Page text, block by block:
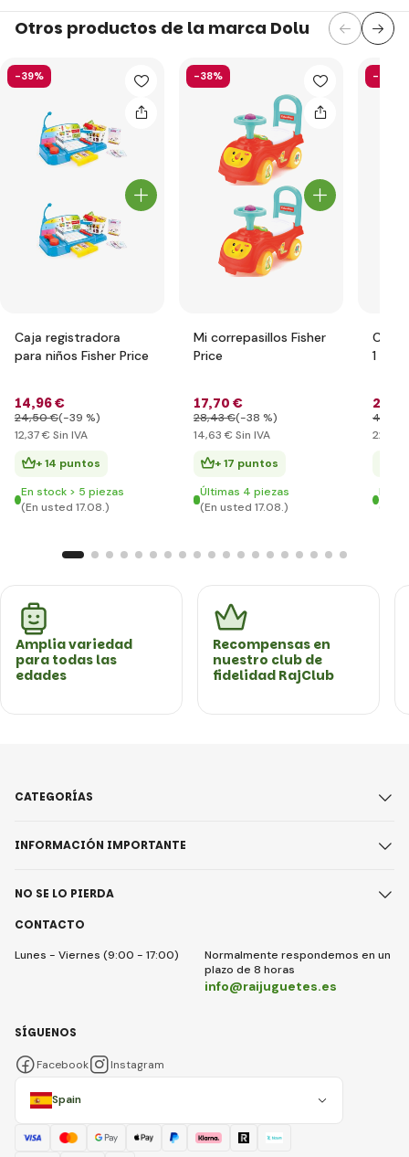
Otros productos de la marca Dolu
-39%
Caja registradora
para niños Fisher Price
14,96 €
24,50 €(-39 %)
12,37 € Sin IVA
+ 14 puntos
En stock > 5 piezas
(En usted 17.08.)
-38%
Mi correpasillos Fisher
Price
17,70 €
28,43 €(-38 %)
14,63 € Sin IVA
+ 17 puntos
Últimas 4 piezas
(En usted 17.08.)
-44%
1
27
49
22
En
(En
Amplia variedad
para todas las
edades
Recompensas en
nuestro club de
fidelidad RajClub
CONTACTO
Lunes - Viernes (9:00 - 17:00)
Normalmente respondemos en un
plazo de 8 horas
info@raijuguetes.es
CATEGORÍAS
INFORMACIÓN IMPORTANTE
NO SE LO PIERDA
Spain
SÍGUENOS
Facebook Instagram